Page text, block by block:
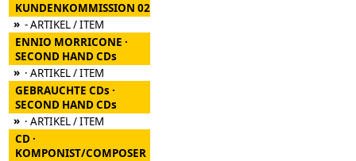
KUNDENKOMMISSION 02
» - ARTIKEL / ITEM
ENNIO MORRICONE ·
SECOND HAND CDs
» · ARTIKEL / ITEM
GEBRAUCHTE CDs ·
SECOND HAND CDs
» · ARTIKEL / ITEM
CD ·
KOMPONIST/COMPOSER